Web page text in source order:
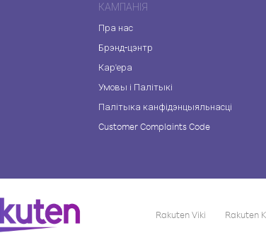
КАМПАНІЯ
Пра нас
Брэнд-цэнтр
Кар'ера
Умовы і Палітыкі
Палітыка канфідэнцыяльнасці
Customer Complaints Code
Rakuten Viki Rakuten